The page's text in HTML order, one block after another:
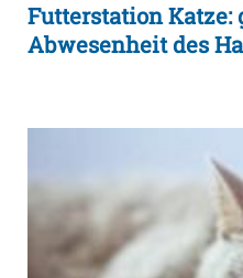
Futterstation Katze:
Abwesenheit des